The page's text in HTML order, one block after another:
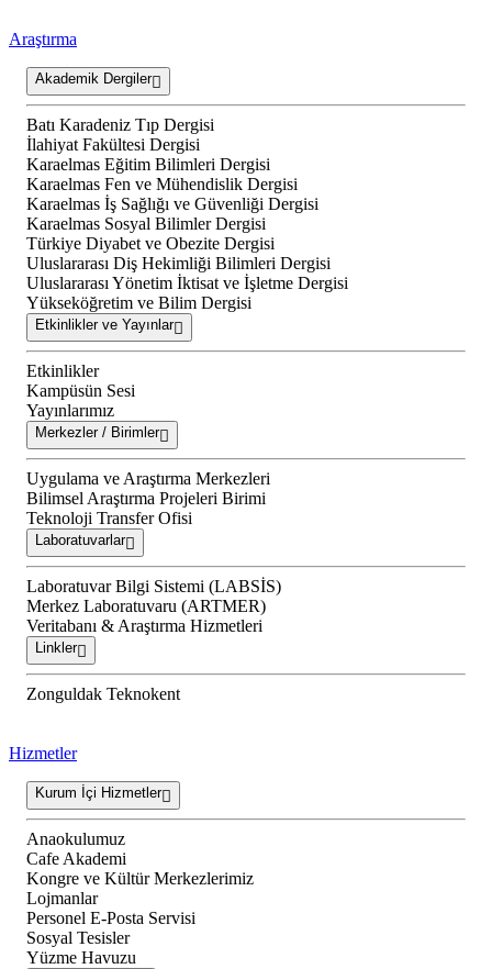
Araştırma
Akademik Dergiler
Batı Karadeniz Tıp Dergisi
İlahiyat Fakültesi Dergisi
Karaelmas Eğitim Bilimleri Dergisi
Karaelmas Fen ve Mühendislik Dergisi
Karaelmas İş Sağlığı ve Güvenliği Dergisi
Karaelmas Sosyal Bilimler Dergisi
Türkiye Diyabet ve Obezite Dergisi
Uluslararası Diş Hekimliği Bilimleri Dergisi
Uluslararası Yönetim İktisat ve İşletme Dergisi
Yükseköğretim ve Bilim Dergisi
Etkinlikler ve Yayınlar
Etkinlikler
Kampüsün Sesi
Yayınlarımız
Merkezler / Birimler
Uygulama ve Araştırma Merkezleri
Bilimsel Araştırma Projeleri Birimi
Teknoloji Transfer Ofisi
Laboratuvarlar
Laboratuvar Bilgi Sistemi (LABSİS)
Merkez Laboratuvaru (ARTMER)
Veritabanı & Araştırma Hizmetleri
Linkler
Zonguldak Teknokent
Hizmetler
Kurum İçi Hizmetler
Anaokulumuz
Cafe Akademi
Kongre ve Kültür Merkezlerimiz
Lojmanlar
Personel E-Posta Servisi
Sosyal Tesisler
Yüzme Havuzu